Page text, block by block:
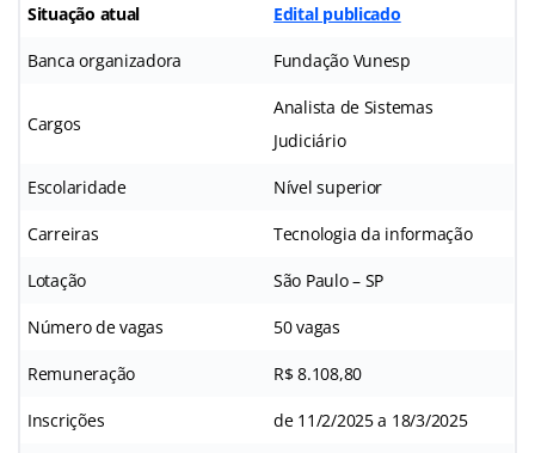
Situação atual Edital publicado
Banca organizadora Fundação Vunesp
Cargos
Analista de Sistemas
Judiciário
Escolaridade Nível superior
Carreiras Tecnologia da informação
Lotação São Paulo – SP
Número de vagas 50 vagas
Remuneração R$ 8.108,80
Inscrições de 11/2/2025 a 18/3/2025